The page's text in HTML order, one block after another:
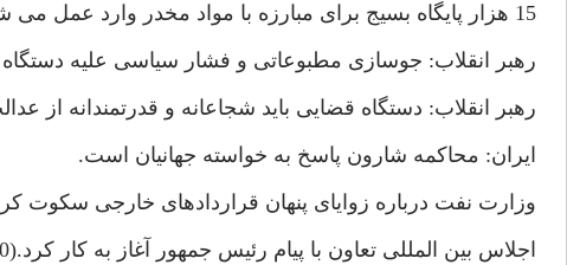
15 هزار پايگاه بسيج براى مبارزه با مواد مخدر وارد عمل مى شوند.(7/4/80)
رهبر انقلاب: جوسازى مطبوعاتى و فشار سياسى عليه
رهبر انقلاب: دستگاه قضايى بايد شجاعانه و قدرتمندانه از عدالت
ايران: محاكمه شارون پاسخ به خواسته جهانيان است.
وزارت نفت درباره زواياى پنهان قراردادهاى خارجى سكوت
اجلاس بين المللى تعاون با پيام رئيس جمهور آغاز به كار كرد.(10/4/80)